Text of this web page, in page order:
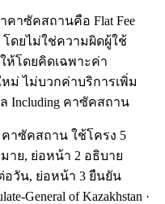
าซัคสถานคือ Flat Fee
โดยไม่ใช่ความผิดผู้ใช้
ห้โดยคิดเฉพาะค่า
หม่ ไม่บวกค่าบริการเพิ่ม
Including คาซัคสถาน
คาซัคสถาน ใช้โครง 5
าย, ย่อหน้า 2 อธิบาย
ต่อวัน, ย่อหน้า 3 ยืนยัน
General of Kazakhstan ·